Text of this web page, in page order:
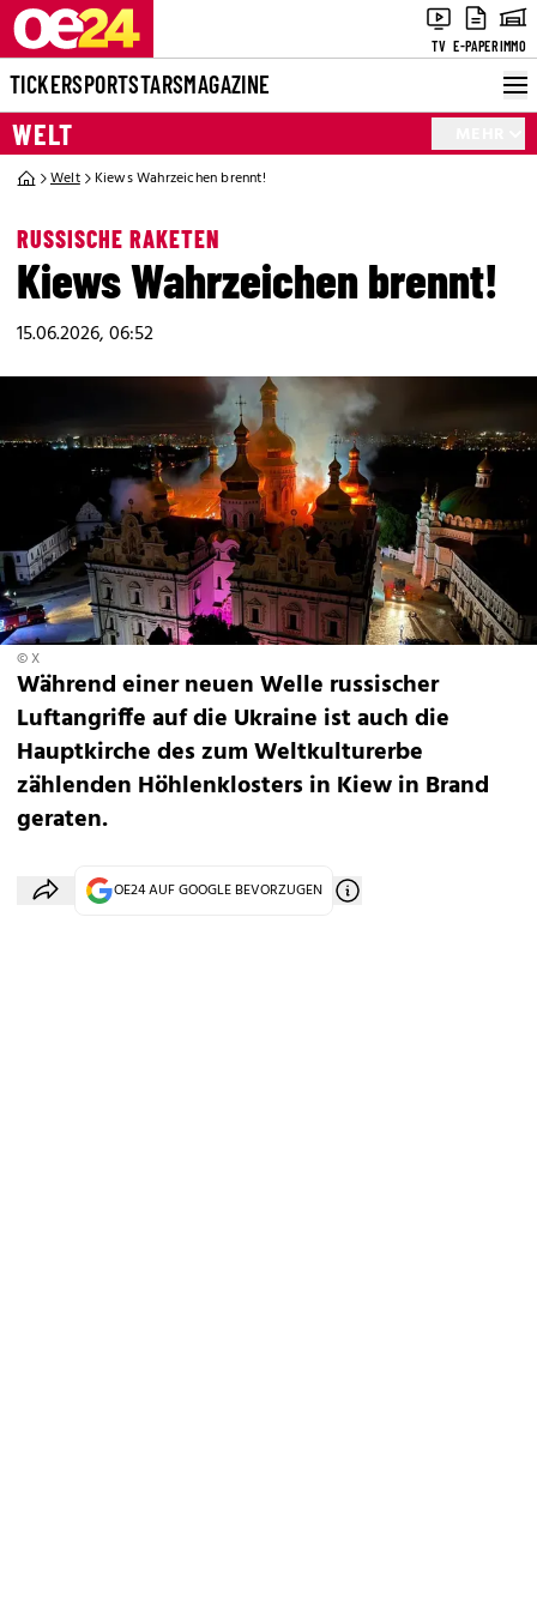
TV E-PAPERIMMO
TICKERSPORTSTARSMAGAZINE
WELT
Welt Kiews Wahrzeichen brennt!
RUSSISCHE RAKETEN
Kiews Wahrzeichen brennt!
15.06.2026, 06:52
© X
Während einer neuen Welle russischer
Luftangriffe auf die Ukraine ist auch die
Hauptkirche des zum Weltkulturerbe
zählenden Höhlenklosters in Kiew in Brand
geraten.
OE24 AUF GOOGLE BEVORZUGEN